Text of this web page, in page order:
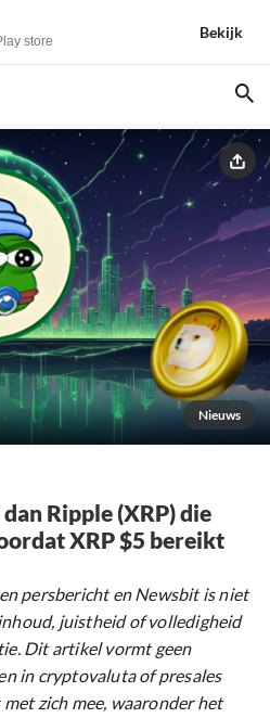
store
Bekijk
Nieuws
Ripple (XRP) die
XRP $5 bereikt
persbericht en Newsbit is niet
juistheid of volledigheid
Dit artikel vormt geen
in cryptovaluta of presales
zich mee, waaronder het